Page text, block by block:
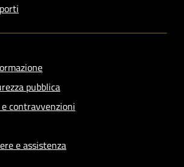
pubblica
contravvenzioni
e assistenza